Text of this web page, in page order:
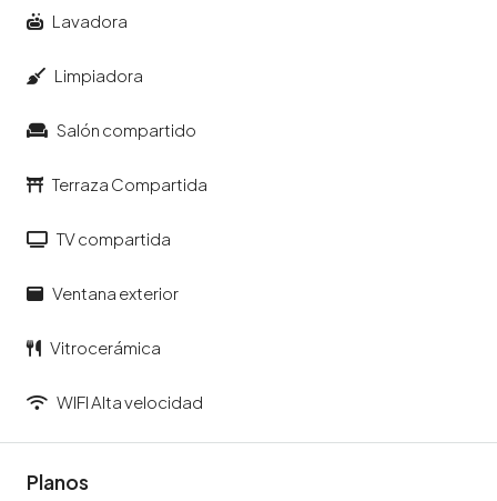
Lavadora
Limpiadora
Salón compartido
Terraza Compartida
TV compartida
Ventana exterior
Vitrocerámica
WIFI Alta velocidad
Planos